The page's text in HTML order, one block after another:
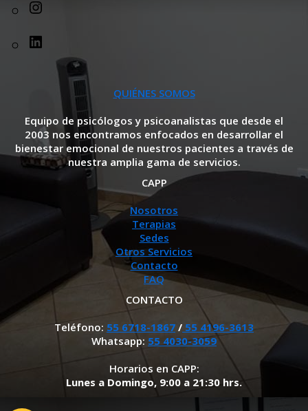
QUIÉNES SOMOS
Equipo de psicólogos y psicoanalistas que desde el
2003 nos encontramos enfocados en desarrollar el
bienestar emocional de nuestros pacientes a través de
nuestra amplia gama de servicios.
CAPP
Nosotros
Terapias
Sedes
Otros Servicios
Contacto
FAQ
CONTACTO
Teléfono: 55 6718-1867 / 55 4196-3613
Whatsapp: 55 4030-3059
Horarios en CAPP:
Lunes a Domingo, 9:00 a 21:30 hrs.